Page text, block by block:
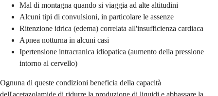
Mal di montagna quando si viaggia ad alte altitudini
Alcuni tipi di convulsioni, in particolare le assenze
Ritenzione idrica (edema) correlata all'insufficienza cardiaca
Apnea notturna in alcuni casi
Ipertensione intracranica idiopatica (aumento della pressione
intorno al cervello)
Ognuna di queste condizioni beneficia della capacità
dell'acetazolamide di ridurre la produzione di liquidi e abbassare la